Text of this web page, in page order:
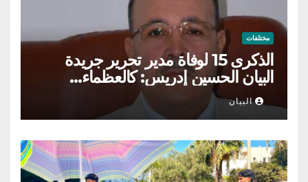
مختلفات
الذكرى 15 لوفاة مدير تحرير جريدة
البيان الحسين إدريس: كالعظماء…
عاش شامخا ورحل واقفا
البيان